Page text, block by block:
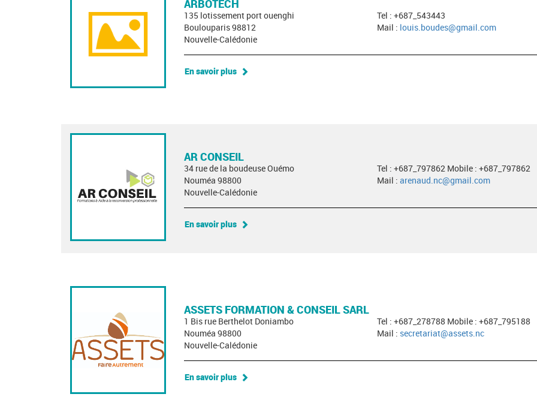
ARBOTECH
135 lotissement port ouenghi
Boulouparis 98812
Nouvelle-Calédonie
Tel : +687_543443
Mail : louis.boudes@gmail.com
En savoir plus
AR CONSEIL
34 rue de la boudeuse Ouémo
Nouméa 98800
Nouvelle-Calédonie
Tel : +687_797862 Mobile : +687_797862
Mail : arenaud.nc@gmail.com
En savoir plus
ASSETS FORMATION & CONSEIL SARL
1 Bis rue Berthelot Doniambo
Nouméa 98800
Nouvelle-Calédonie
Tel : +687_278788 Mobile : +687_795188
Mail : secretariat@assets.nc
En savoir plus